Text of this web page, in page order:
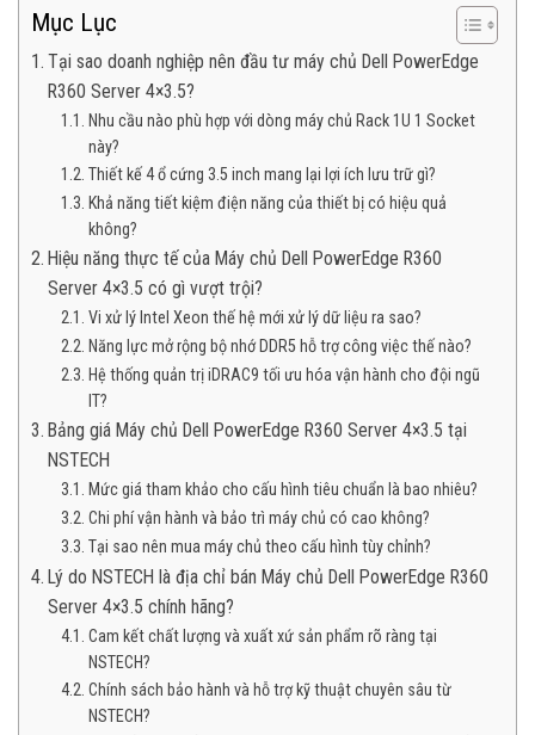
Mục Lục
Tại sao doanh nghiệp nên đầu tư máy chủ Dell PowerEdge
R360 Server 4×3.5?
Nhu cầu nào phù hợp với dòng máy chủ Rack 1U 1 Socket
này?
Thiết kế 4 ổ cứng 3.5 inch mang lại lợi ích lưu trữ gì?
Khả năng tiết kiệm điện năng của thiết bị có hiệu quả
không?
Hiệu năng thực tế của Máy chủ Dell PowerEdge R360
Server 4×3.5 có gì vượt trội?
Vi xử lý Intel Xeon thế hệ mới xử lý dữ liệu ra sao?
Năng lực mở rộng bộ nhớ DDR5 hỗ trợ công việc thế nào?
Hệ thống quản trị iDRAC9 tối ưu hóa vận hành cho đội ngũ
IT?
Bảng giá Máy chủ Dell PowerEdge R360 Server 4×3.5 tại
NSTECH
Mức giá tham khảo cho cấu hình tiêu chuẩn là bao nhiêu?
Chi phí vận hành và bảo trì máy chủ có cao không?
Tại sao nên mua máy chủ theo cấu hình tùy chỉnh?
Lý do NSTECH là địa chỉ bán Máy chủ Dell PowerEdge R360
Server 4×3.5 chính hãng?
Cam kết chất lượng và xuất xứ sản phẩm rõ ràng tại
NSTECH?
Chính sách bảo hành và hỗ trợ kỹ thuật chuyên sâu từ
NSTECH?